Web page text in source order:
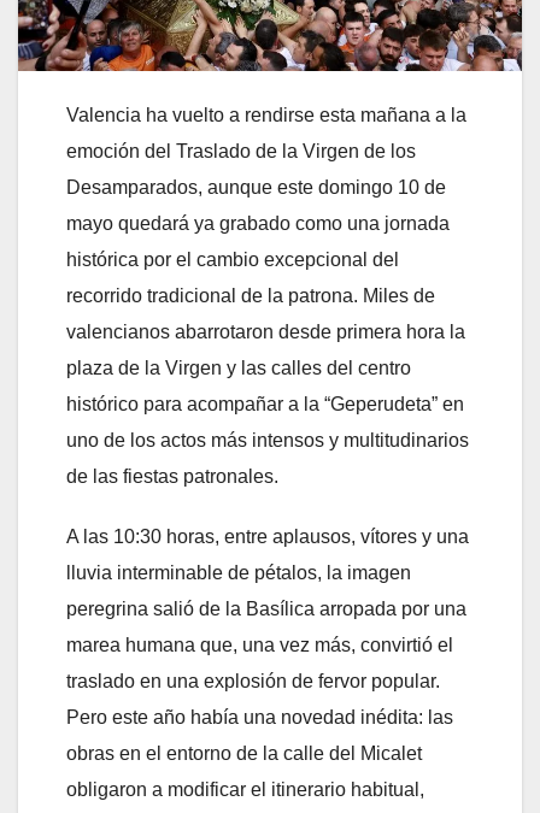
Valencia ha vuelto a rendirse esta mañana a la
emoción del Traslado de la Virgen de los
Desamparados, aunque este domingo 10 de
mayo quedará ya grabado como una jornada
histórica por el cambio excepcional del
recorrido tradicional de la patrona. Miles de
valencianos abarrotaron desde primera hora la
plaza de la Virgen y las calles del centro
histórico para acompañar a la “Geperudeta” en
uno de los actos más intensos y multitudinarios
de las fiestas patronales.
A las 10:30 horas, entre aplausos, vítores y una
lluvia interminable de pétalos, la imagen
peregrina salió de la Basílica arropada por una
marea humana que, una vez más, convirtió el
traslado en una explosión de fervor popular.
Pero este año había una novedad inédita: las
obras en el entorno de la calle del Micalet
obligaron a modificar el itinerario habitual,